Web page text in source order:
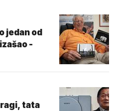
jedan od
-
tata